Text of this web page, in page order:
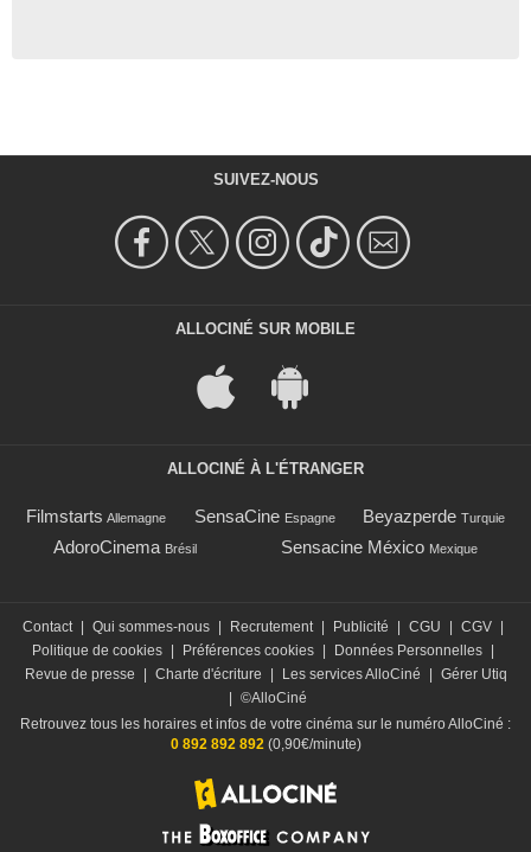
SUIVEZ-NOUS
ALLOCINÉ SUR MOBILE
ALLOCINÉ À L'ÉTRANGER
Filmstarts Allemagne SensaCine Espagne Beyazperde Turquie
AdoroCinema Brésil Sensacine México Mexique
Contact Qui sommes-nous Recrutement Publicité CGU CGV
Politique de cookies
Préférences cookies Données Personnelles
Revue de presse
Charte d'écriture Les services AlloCiné
Gérer Utiq
©AlloCiné
Retrouvez tous les horaires et infos de votre cinéma sur le numéro AlloCiné :
0 892 892 892(0,90€/minute)